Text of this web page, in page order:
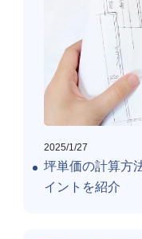
2025/1/27
坪単価の計算方
イントを紹介